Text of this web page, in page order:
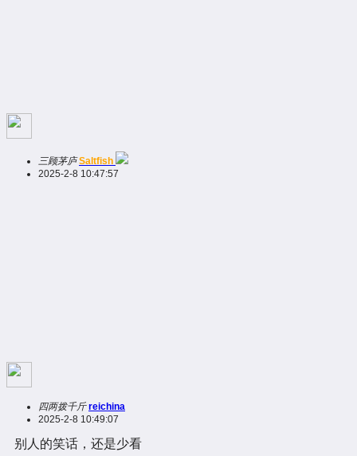
三顾茅庐 Saltfish
2025-2-8 10:47:57
四两拨千斤 reichina
2025-2-8 10:49:07
别人的笑话，还是少看